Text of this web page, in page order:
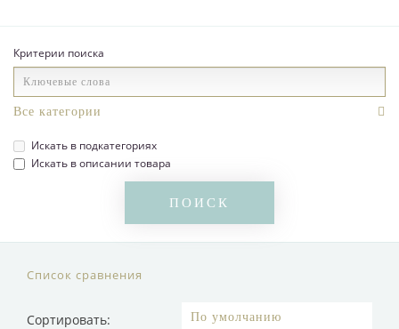
Критерии поиска
Искать в подкатегориях
Искать в описании товара
Список сравнения
Сортировать: